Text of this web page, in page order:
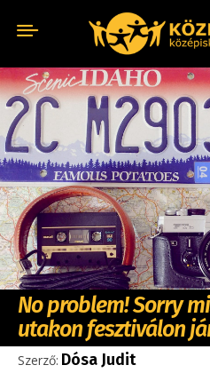
No problem! Sorry
utakon fesztiválon
Szerző: Dósa Judit